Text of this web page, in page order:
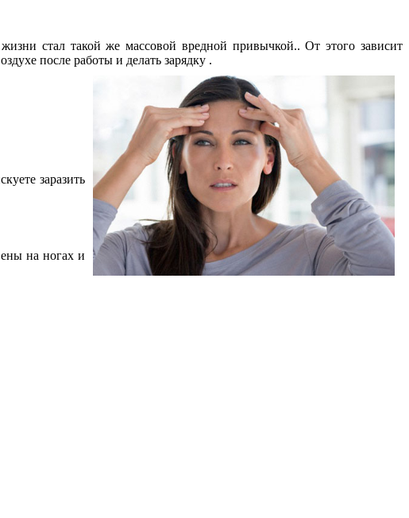
стал такой же массовой вредной привычкой.. От этого зависит
после работы и делать зарядку .
заразить
на ногах и